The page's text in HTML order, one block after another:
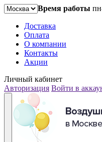
Время работы
Доставка
Оплата
О компании
Контакты
Акции
Личный кабинет
Авторизация Войти в